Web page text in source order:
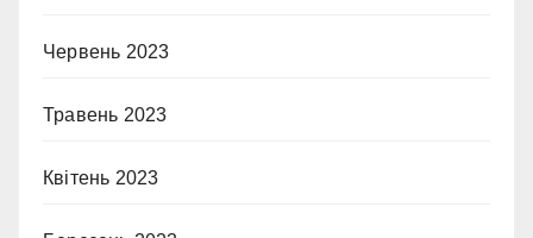
Червень 2023
Травень 2023
Квітень 2023